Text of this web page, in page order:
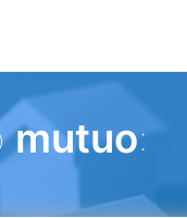
mutuo: